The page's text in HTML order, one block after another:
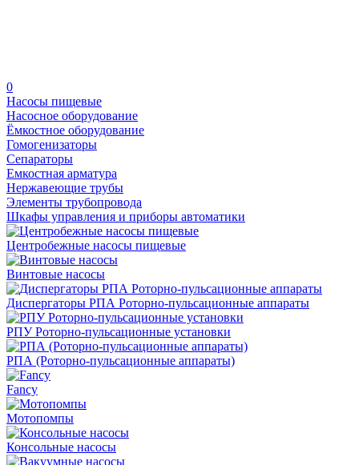
0
Насосы пищевые
Насосное оборудование
Ёмкостное оборудование
Гомогенизаторы
Сепараторы
Емкостная арматура
Нержавеющие трубы
Элементы трубопровода
Шкафы управления и приборы автоматики
Центробежные насосы пищевые
Винтовые насосы
Диспергаторы РПА Роторно-пульсационные аппараты
РПУ Роторно-пульсационные установки
РПА (Роторно-пульсационные аппараты)
Fancy
Мотопомпы
Консольные насосы